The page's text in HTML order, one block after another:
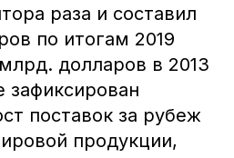
раза и составил
по итогам 2019
долларов в 2013
зафиксирован
поставок за рубеж
продукции,